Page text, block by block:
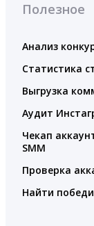
Полезное
Анализ
Статистика
Выгрузка
Аудит
Чекап
SMM
Проверка
Найти